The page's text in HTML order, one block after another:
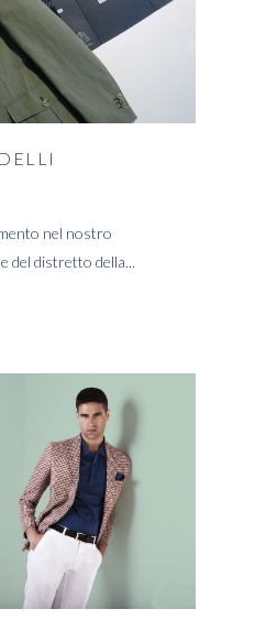
nel nostro
del distretto della